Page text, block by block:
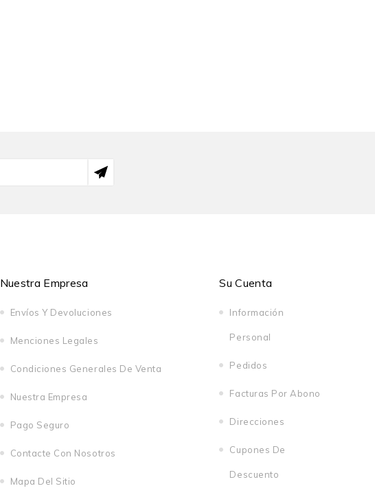
Nuestra Empresa
Envíos Y Devoluciones
Menciones Legales
Condiciones Generales De Venta
Nuestra Empresa
Pago Seguro
Contacte Con Nosotros
Mapa Del Sitio
Su Cuenta
Información
Personal
Pedidos
Facturas Por Abono
Direcciones
Cupones De
Descuento